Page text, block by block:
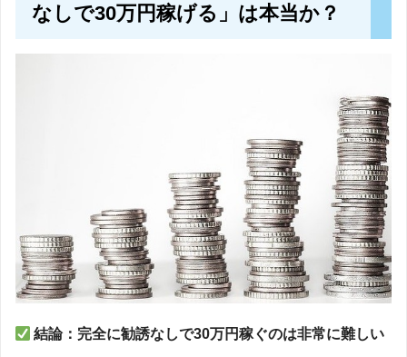
なしで30万円稼げる」は本当か？
結論：完全に勧誘なしで30万円稼ぐのは非常に難しい